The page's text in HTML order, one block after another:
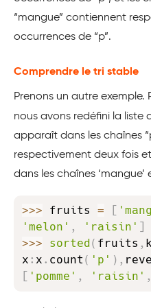
“mangue” contiennent
occurrences de “p”.
Comprendre le tri stable
Prenons un autre exemple.
nous avons redéfini la liste
apparaît dans les chaînes
respectivement deux fois
dans les chaînes ‘mangue’
>>> fruits =
'melon' , 'raisin'
>>> sorted ( fruits ,
x : x . count ( 'p' ) ,
'pomme' , 'raisin' ,